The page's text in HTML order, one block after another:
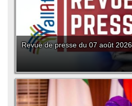
Revue de presse du 07 août 2026